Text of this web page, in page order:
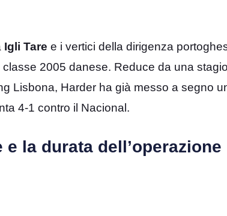
Igli Tare e i vertici della dirigenza
classe 2005 danese. Reduce da una
Lisbona, Harder ha già messo a segno
4-1 contro il Nacional.
la durata dell’operazione